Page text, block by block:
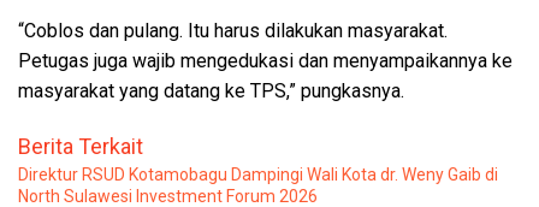
“Coblos dan pulang. Itu harus dilakukan masyarakat.
Petugas juga wajib mengedukasi dan menyampaikannya ke
masyarakat yang datang ke TPS,” pungkasnya.
Berita Terkait
Direktur RSUD Kotamobagu Dampingi Wali Kota dr. Weny Gaib di
North Sulawesi Investment Forum 2026